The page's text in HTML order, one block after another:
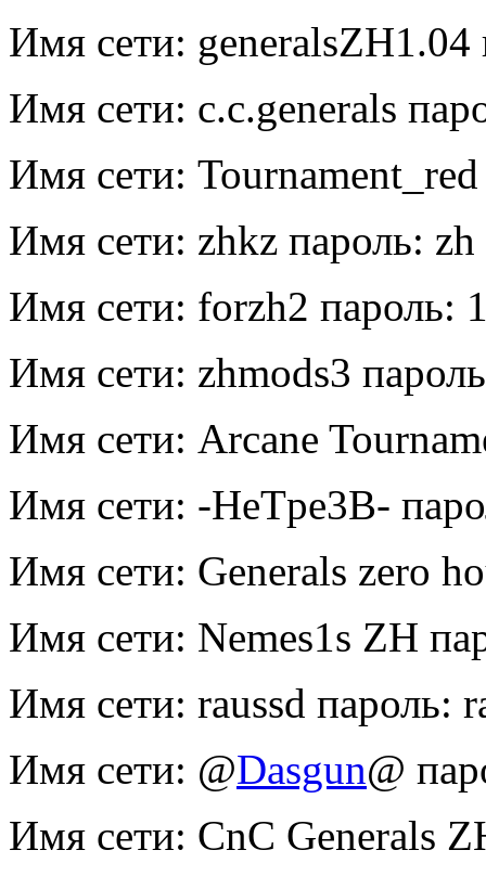
Имя сети: generalsZH1.04
Имя сети: c.c.generals
Имя сети:
Имя сети: zhkz пароль: zh
Имя сети: forzh2 пароль:
Имя сети: zhmods3
Имя сети: Arcane
Имя сети: -HeTpe3B-
Имя сети: Generals zero
Имя сети: Nemes1s ZH
Имя сети: raussd пароль:
Имя сети: @Dasgun@
Имя сети: CnC Generals